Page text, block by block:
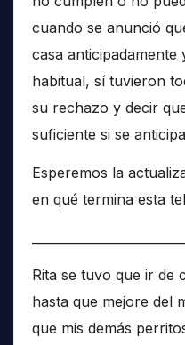
cuando se anunció
casa
habitual, sí tuvieron
su rechazo y decir
suficiente si se
Esperemos la
en qué termina esta
Rita se tuvo que ir de
hasta que mejore del
que mis demás